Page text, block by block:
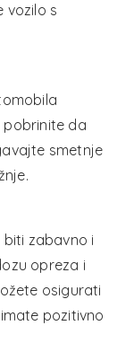
vozilo s
pobrinite da
smetnje
zabavno i
opreza i
osigurati
pozitivno